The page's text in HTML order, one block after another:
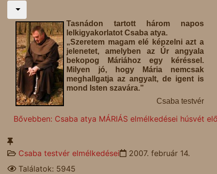
Tasnádon tartott három napos
lelkigyakorlatot Csaba atya.
„Szeretem magam elé képzelni azt a
jelenetet, amelyben az Úr angyala
bekopog Máriához egy kéréssel.
Milyen jó, hogy Mária nemcsak
meghallgatja az angyalt, de igent is
mond Isten szavára.”
Csaba testvér
Bővebben: Csaba atya MÁRIÁS elmélkedései húsvét
Csaba testvér elmélkedései
2007. február 14.
Találatok: 5945